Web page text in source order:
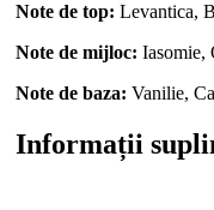
Note de top: Levantica,
Note de mijloc: Iasomie,
Note de baza: Vanilie,
Informații